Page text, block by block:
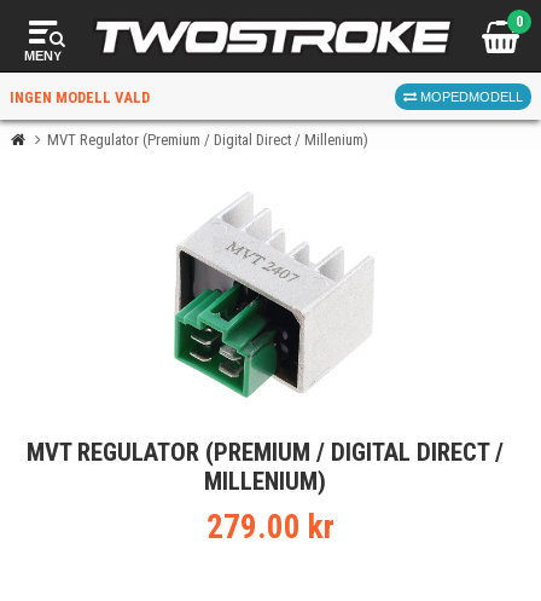
MENY
0
INGEN MODELL VALD MOPEDMODELL
VÄLJ MOPEDFÖR RÄTT DELAR
När du valt kommer butiken visa delar för vald moped
och universella produkter.
MVT Regulator (Premium / Digital Direct / Millenium)
MVT REGULATOR (PREMIUM / DIGITAL DIRECT /
MILLENIUM)
279.00 kr